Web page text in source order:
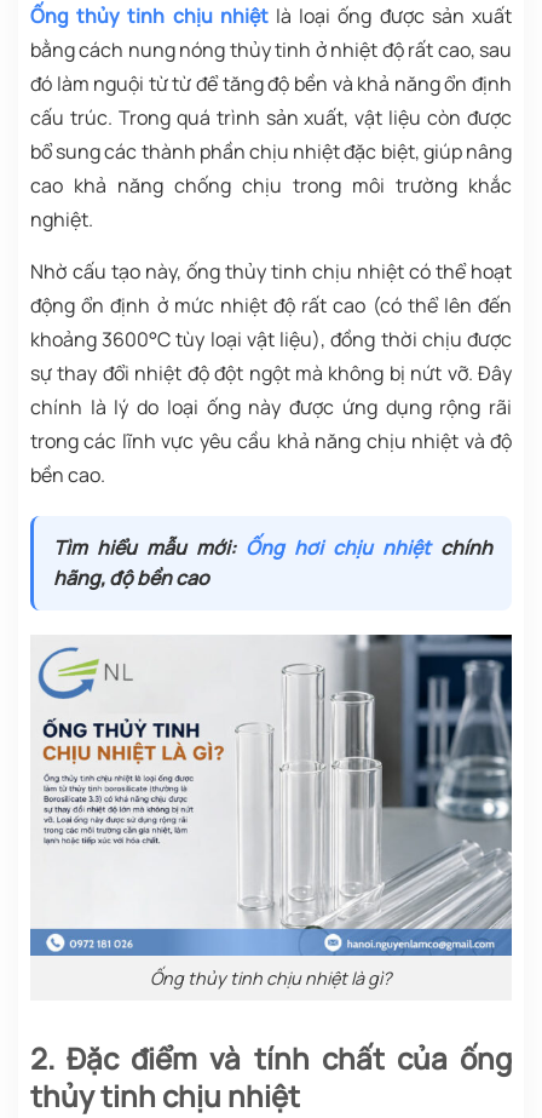
Ống thủy tinh chịu nhiệtlà loại ống được sản xuất
bằng cách nung nóng thủy tinh ở nhiệt độ rất cao, sau
đó làm nguội từ từ để tăng độ bền và khả năng ổn định
cấu trúc. Trong quá trình sản xuất, vật liệu còn được
bổ sung các thành phần chịu nhiệt đặc biệt, giúp nâng
cao khả năng chống chịu trong môi trường khắc
nghiệt.
Nhờ cấu tạo này, ống thủy tinh chịu nhiệt có thể hoạt
động ổn định ở mức nhiệt độ rất cao (có thể lên đến
khoảng 3600°C tùy loại vật liệu), đồng thời chịu được
sự thay đổi nhiệt độ đột ngột mà không bị nứt vỡ. Đây
chính là lý do loại ống này được ứng dụng rộng rãi
trong các lĩnh vực yêu cầu khả năng chịu nhiệt và độ
bền cao.
Tìm hiểu mẫu mới: Ống hơi chịu nhiệtchính
hãng, độ bền cao
Ống thủy tinh chịu nhiệt là gì?
2. Đặc điểm và tính chất của ống
thủy tinh chịu nhiệt